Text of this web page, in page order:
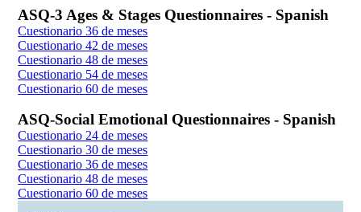
ASQ-3 Ages & Stages Questionnaires - Spanish
Cuestionario 36 de meses
Cuestionario 42 de meses
Cuestionario 48 de meses
Cuestionario 54 de meses
Cuestionario 60 de meses
ASQ-Social Emotional Questionnaires - Spanish
Cuestionario 24 de meses
Cuestionario 30 de meses
Cuestionario 36 de meses
Cuestionario 48 de meses
Cuestionario 60 de meses